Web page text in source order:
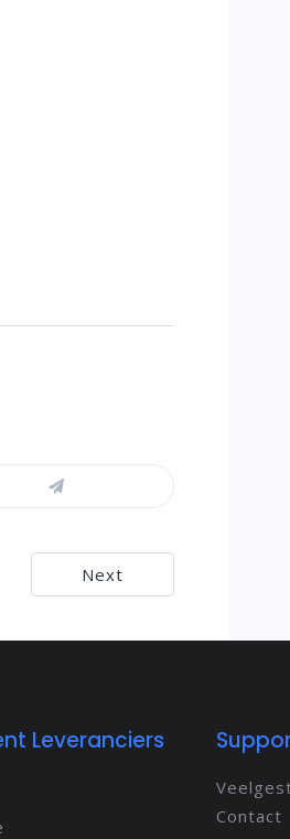
Next
Leveranciers
Contact